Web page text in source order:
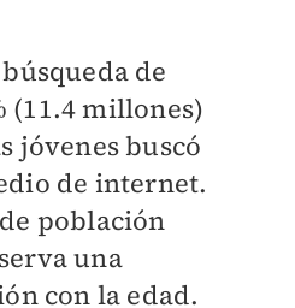
de
(11.4 millones)
jóvenes buscó
de internet.
población
una
con la edad.